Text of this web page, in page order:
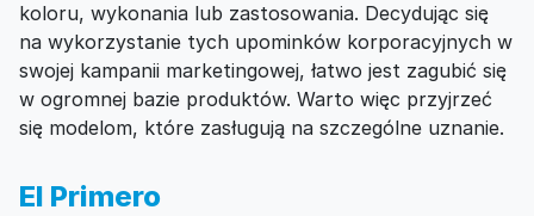
koloru, wykonania lub zastosowania. Decydując się
na wykorzystanie tych upominków korporacyjnych w
swojej kampanii marketingowej, łatwo jest zagubić się
w ogromnej bazie produktów. Warto więc przyjrzeć
się modelom, które zasługują na szczególne uznanie.
El Primero